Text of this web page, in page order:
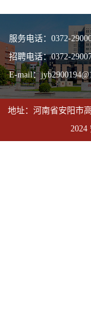
服务电话：0372-
招聘电话：0372-
E-mail：
地址：河南省安阳市
2024